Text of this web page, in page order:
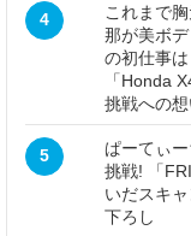
4
これまで
那が美ボ
の初仕事
「Honda
挑戦への
5
ぱーてぃ
挑戦! 「
いだスキ
下ろし